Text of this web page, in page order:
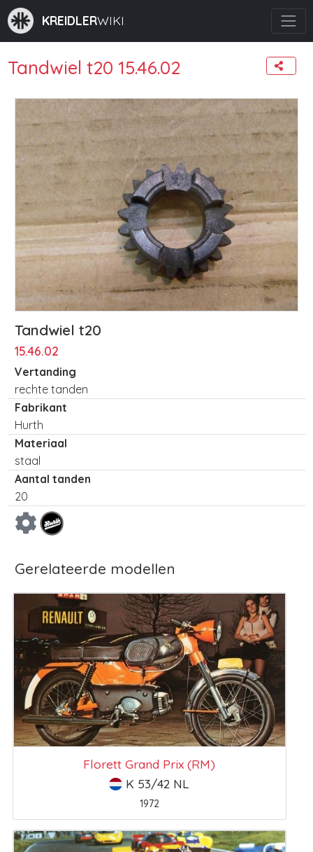
KREIDLERWIKI
Tandwiel t20 15.46.02
Tandwiel t20
15.46.02
Vertanding
rechte tanden
Fabrikant
Hurth
Materiaal
staal
Aantal tanden
20
Gerelateerde modellen
Florett Grand Prix (RM)
K 53/42 NL
1972